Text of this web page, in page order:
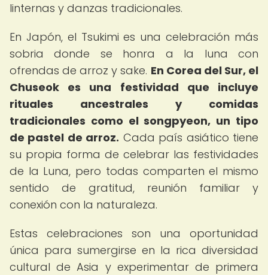
linternas y danzas tradicionales.
En Japón, el Tsukimi es una celebración más
sobria donde se honra a la luna con
ofrendas de arroz y sake. En Corea del Sur, el
Chuseok es una festividad que incluye
rituales ancestrales y comidas
tradicionales como el songpyeon, un tipo
de pastel de arroz. Cada país asiático tiene
su propia forma de celebrar las festividades
de la Luna, pero todas comparten el mismo
sentido de gratitud, reunión familiar y
conexión con la naturaleza.
Estas celebraciones son una oportunidad
única para sumergirse en la rica diversidad
cultural de Asia y experimentar de primera